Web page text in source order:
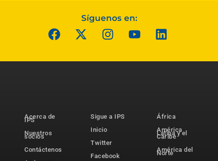
Síguenos en:
Acerca de
IPS
Nuestros
socios
Contáctenos
Sigue a IPS
Inicio
Twitter
Facebook
África
América
Latina y el
Caribe
América del
Norte